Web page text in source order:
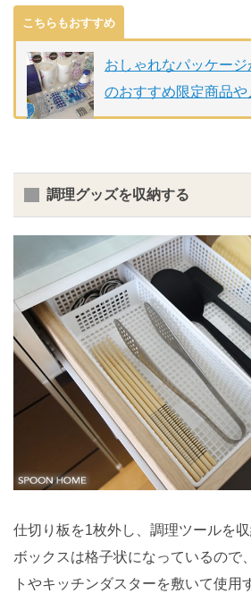
こちらもおすすめ
おしゃれなパッケー
のおすすめ限定商品
調理グッズを収納する
仕切り板を1枚外し、調理ツールを
ボックスは格子状になっているので
トやキッチンダスターを敷いて使用